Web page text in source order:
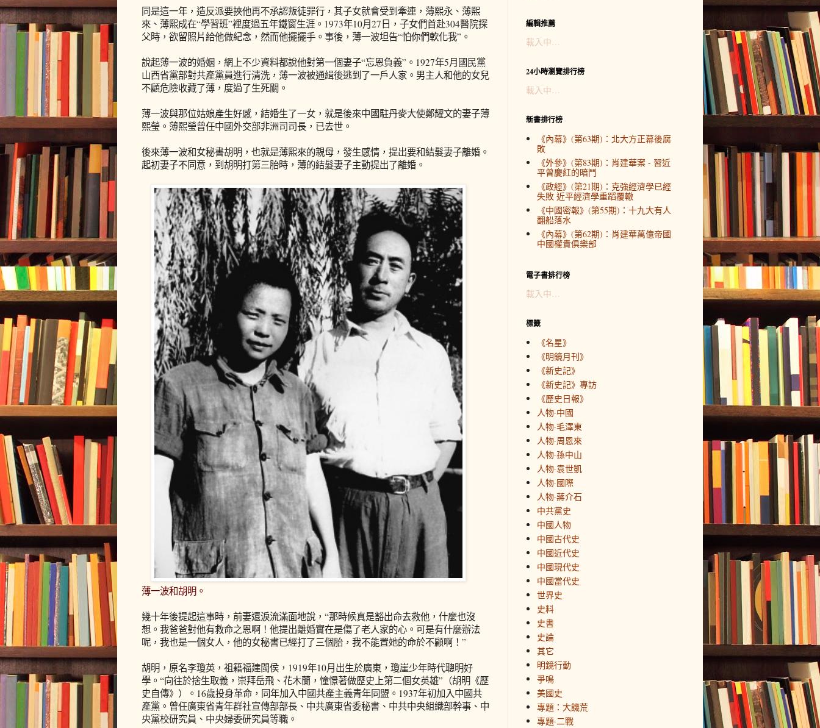
同是這一年，造反派要挾他再不承認叛徒罪行，其子女就會受到牽連，薄熙永、薄熙
來、薄熙成在“學習班”裡度過五年鐵窗生涯。1973年10月27日，子女們首赴304醫院探
父時，欲留照片給他做紀念，然而他擺擺手。事後，薄一波坦告“怕你們軟化我”。
說起薄一波的婚姻，網上不少資料都說他對第一個妻子“忘恩負義”。1927年5月國民黨
山西省黨部對共產黨員進行清洗，薄一波被通緝後逃到了一戶人家。男主人和他的女兒
不顧危險收藏了薄，度過了生死關。
薄一波與那位姑娘產生好感，結婚生了一女，就是後來中國駐丹麥大使鄭耀文的妻子薄
熙瑩。薄熙瑩曾任中國外交部非洲司司長，已去世。
後來薄一波和女秘書胡明，也就是薄熙來的親母，發生感情，提出要和結髮妻子離婚。
起初妻子不同意，到胡明打第三胎時，薄的結髮妻子主動提出了離婚。
薄一波和胡明。
幾十年後提起這事時，前妻還淚流滿面地說，“那時候真是豁出命去救他，什麼也沒
想。我爸爸對他有救命之恩啊！他提出離婚實在是傷了老人家的心。可是有什麼辦法
呢，我也是一個女人，他的女秘書已經打了三個胎，我不能置她的命於不顧啊！”
胡明，原名李瓊英，祖籍福建閩侯，1919年10月出生於廣東，瓊崖少年時代聰明好
學。“向往於捨生取義，崇拜岳飛、花木蘭，憧憬著做歷史上第二個女英雄”（胡明《歷
史自傳》）。16歲投身革命，同年加入中國共產主義青年同盟。1937年初加入中國共
產黨。曾任廣東省青年群社宣傳部部長、中共廣東省委秘書、中共中央組織部幹事、中
央黨校研究員、中央婦委研究員等職。
編輯推薦
載入中…
24小時瀏覽排行榜
載入中…
新書排行榜
《內幕》(第63期)：北大方正幕後腐
敗
《外參》(第83期)：肖建華案 - 習近
平曾慶紅的暗鬥
《政經》(第21期)：克強經濟學已經
失敗 近平經濟學重蹈覆轍
《中國密報》(第55期)：十九大有人
翻船落水
《內幕》(第62期)：肖建華萬億帝國
中國權貴俱樂部
電子書排行榜
載入中…
標籤
《名星》
《明鏡月刊》
《新史記》
《新史記》專訪
《歷史日報》
人物·中國
人物·毛澤東
人物·周恩來
人物·孫中山
人物·袁世凱
人物·國際
人物·蔣介石
中共黨史
中國人物
中國古代史
中國近代史
中國現代史
中國當代史
世界史
史料
史書
史論
其它
明鏡行動
爭鳴
美國史
專題：大饑荒
專題·二戰